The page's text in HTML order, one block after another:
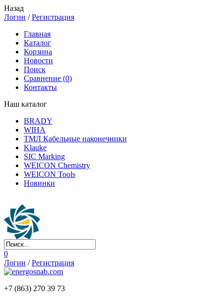
Назад
Логин /Регистрация
Главная
Каталог
Корзина
Новости
Поиск
Сравнение (0)
Контакты
Наш каталог
BRADY
WIHA
ТМЛ Кабельные наконечники
Klauke
SIC Marking
WEICON Chemistry
WEICON Tools
Новинки
0
Логин /Регистрация
+7 (863) 270 39 73